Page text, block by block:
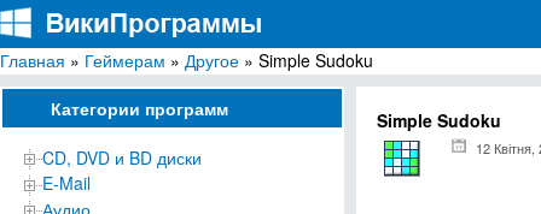
ВикиПрограммы
Энциклопедия бесплатных компьютерных программ для Windows
Главная » Геймерам » Другое » Simple Sudoku
Категории программ
CD, DVD и BD диски
E-Mail
Аудио
Simple Sudoku
12 Квітня,